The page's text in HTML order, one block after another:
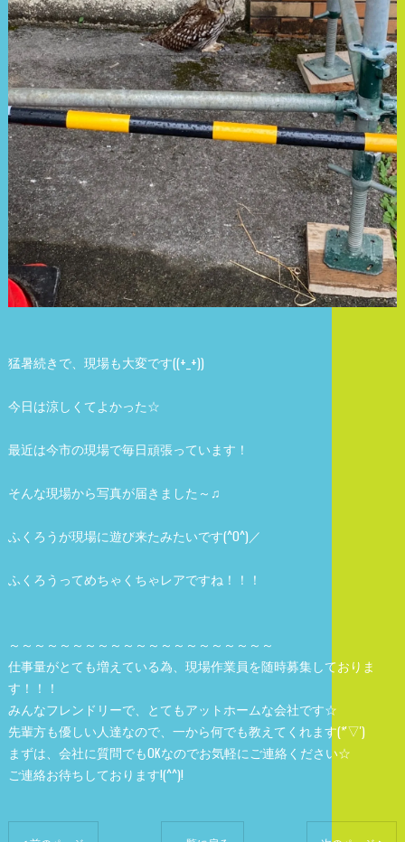
猛暑続きで、現場も大変です((+_+))
今日は涼しくてよかった☆
最近は今市の現場で毎日頑張っています！
そんな現場から写真が届きました～♫
ふくろうが現場に遊び来たみたいです(^O^)／
ふくろうってめちゃくちゃレアですね！！！
～～～～～～～～～～～～～～～～～～～～～
仕事量がとても増えている為、現場作業員を随時募集しておりま
す！！！
みんなフレンドリーで、とてもアットホームな会社です☆
先輩方も優しい人達なので、一から何でも教えてくれます(*'▽')
まずは、会社に質問でもOKなのでお気軽にご連絡ください☆
ご連絡お待ちしております!(^^)!